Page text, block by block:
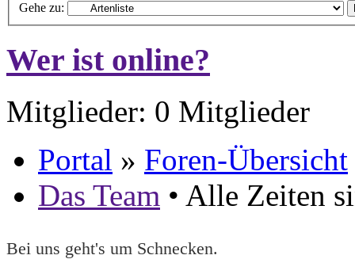
Gehe zu:
Wer ist online?
Mitglieder: 0 Mitglieder
Portal » Foren-Übersicht
Das Team • Alle Zeiten
Bei uns geht's um Schnecken.